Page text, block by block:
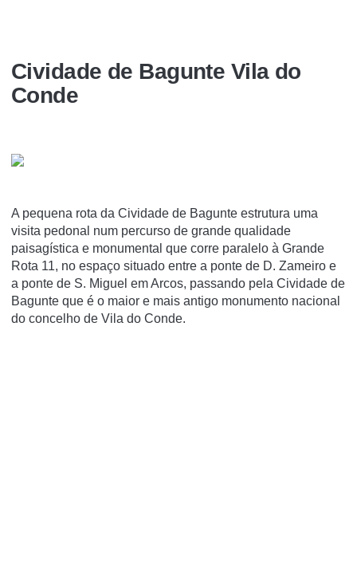
Cividade de Bagunte Vila do
Conde
A pequena rota da Cividade de Bagunte estrutura uma
visita pedonal num percurso de grande qualidade
paisagística e monumental que corre paralelo à Grande
Rota 11, no espaço situado entre a ponte de D. Zameiro e
a ponte de S. Miguel em Arcos, passando pela Cividade de
Bagunte que é o maior e mais antigo monumento nacional
do concelho de Vila do Conde.